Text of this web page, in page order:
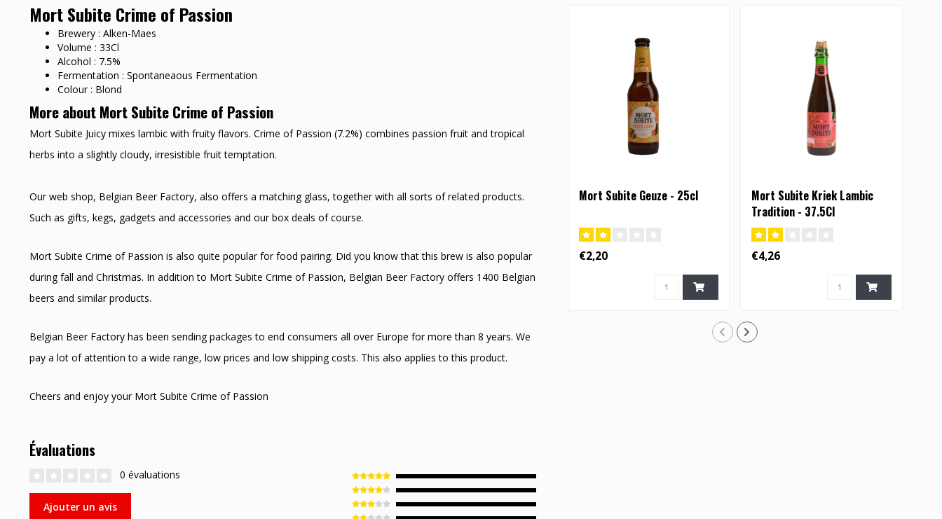
Mort Subite Crime of Passion
Brewery : Alken-Maes
Volume : 33Cl
Alcohol : 7.5%
Fermentation : Spontaneaous Fermentation
Colour : Blond
More about Mort Subite Crime of Passion
Mort Subite Juicy mixes lambic with fruity flavors. Crime of Passion (7.2%) combines passion fruit and tropical
herbs into a slightly cloudy, irresistible fruit temptation.
Our web shop, Belgian Beer Factory, also offers a matching glass, together with all sorts of related products.
Such as gifts, kegs, gadgets and accessories and our box deals of course.
Mort Subite Crime of Passion is also quite popular for food pairing. Did you know that this brew is also popular
during fall and Christmas. In addition to Mort Subite Crime of Passion, Belgian Beer Factory offers 1400 Belgian
beers and similar products.
Belgian Beer Factory has been sending packages to end consumers all over Europe for more than 8 years. We
pay a lot of attention to a wide range, low prices and low shipping costs. This also applies to this product.
Cheers and enjoy your Mort Subite Crime of Passion
Évaluations
0 évaluations
Ajouter un avis
Mort Subite Geuze - 25cl
€2,20
Mort Subite Kriek Lambic
Tradition - 37.5Cl
€4,26